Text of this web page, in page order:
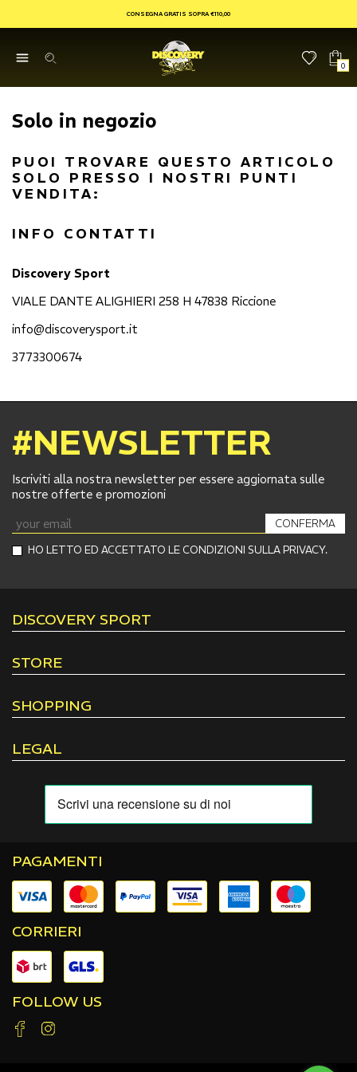
CONSEGNA GRATIS SOPRA €110,00
0
Solo in negozio
PUOI TROVARE QUESTO ARTICOLO
SOLO PRESSO I NOSTRI PUNTI
VENDITA:
INFO CONTATTI
Discovery Sport
VIALE DANTE ALIGHIERI 258 H 47838 Riccione
info@discoverysport.it
3773300674
#NEWSLETTER
Iscriviti alla nostra newsletter per essere aggiornata sulle
nostre offerte e promozioni
HO LETTO ED ACCETTATO LE CONDIZIONI SULLA PRIVACY.
CONFERMA
DISCOVERY SPORT
STORE
SHOPPING
LEGAL
PAGAMENTI
CORRIERI
FOLLOW US